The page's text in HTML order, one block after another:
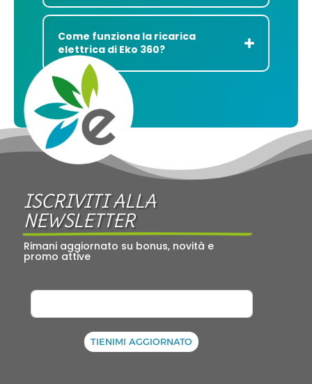
Come funziona la ricarica
elettrica di Eko 360?
ISCRIVITI ALLA
NEWSLETTER
Rimani aggiornato su bonus, novità e
promo attive
TIENIMI AGGIORNATO